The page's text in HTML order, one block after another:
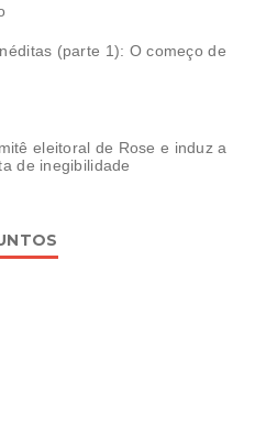
(parte 1): O começo de
eleitoral de Rose e induz a
de inegibilidade